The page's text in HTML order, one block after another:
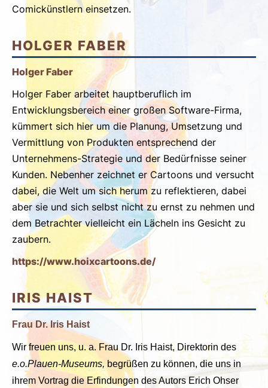
Comickünstlern einsetzen.
HOLGER FABER
Holger Faber
Holger Faber arbeitet hauptberuflich im
Entwicklungsbereich einer großen Software-Firma,
kümmert sich hier um die Planung, Umsetzung und
Vermittlung von Produkten entsprechend der
Unternehmens-Strategie und der Bedürfnisse seiner
Kunden. Nebenher zeichnet er Cartoons und versucht
dabei, die Welt um sich herum zu reflektieren, dabei
aber sie und sich selbst nicht zu ernst zu nehmen und
dem Betrachter vielleicht ein Lächeln ins Gesicht zu
zaubern.
https://www.hoixcartoons.de/
IRIS HAIST
Frau Dr. Iris Haist
Wir freuen uns, u. a. Frau Dr. Iris Haist, Direktorin des
e.o.Plauen-Museums, begrüßen zu können, die uns in
ihrem Vortrag die Erfindungen des Autors Erich Ohser